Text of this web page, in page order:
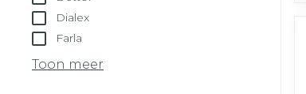
Dialex
Farla
Toon meer